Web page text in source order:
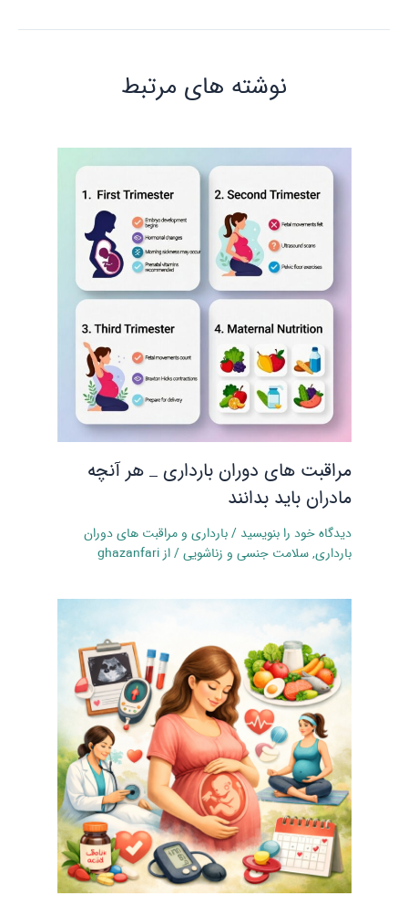
نوشته‌ های مرتبط
مراقبت های دوران بارداری _ هر آنچه
مادران باید بدانند
دیدگاه‌ خود را بنویسید /بارداری و مراقبت‌ های دوران
بارداری,سلامت جنسی و زناشویی/ از ghazanfari